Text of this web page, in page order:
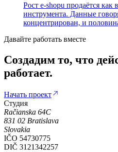
Рост e-shopu продаётся
инструмента. Данные
концентрирован, и
Давайте работать вместе
Создадим то, что
работает.
Начать проект
Студия
Račianska 64C
831 02 Bratislava
Slovakia
IČO 54730775
DIČ 3121342257